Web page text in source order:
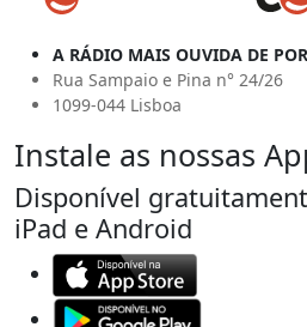
A RÁDIO MAIS OUVIDA DE
Rua Sampaio e Pina n° 24/26
1099-044 Lisboa
Instale as nossas
Disponível
iPad e Android